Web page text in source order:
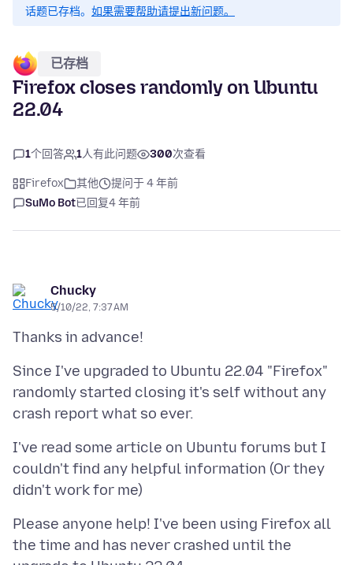
话题已存档。 如果需要帮助请提出新问题。
已存档
Firefox closes randomly on Ubuntu
22.04
1个回答 1人有此问题 300次查看
Firefox 其他
提问于 4 年前
SuMo Bot已回复4 年前
Chucky
5/10/22, 7:37 AM
Since I've upgraded to Ubuntu 22.04 "Firefox"
randomly started closing it's self without any
I've read some article on Ubuntu forums but I
couldn't find any helpful information (Or they
Please anyone help! I've been using Firefox all
the time and has never crashed until the